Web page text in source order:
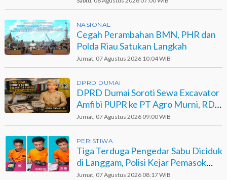
NASIONAL
Cegah Perambahan BMN, PHR dan
Polda Riau Satukan Langkah
Jumat, 07 Agustus 2026 10:04 WIB
DPRD DUMAI
DPRD Dumai Soroti Sewa Excavator
Amfibi PUPR ke PT Agro Murni, RDP
Jadi Opsi
Jumat, 07 Agustus 2026 09:00 WIB
PERISTIWA
Tiga Terduga Pengedar Sabu Diciduk
di Langgam, Polisi Kejar Pemasok
Berinisial GA
Jumat, 07 Agustus 2026 08:17 WIB